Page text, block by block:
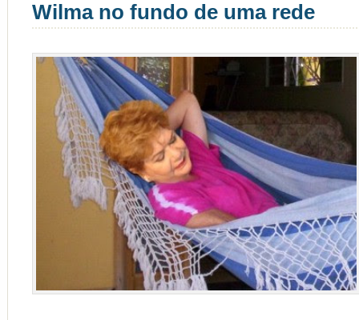
Wilma no fundo de uma rede